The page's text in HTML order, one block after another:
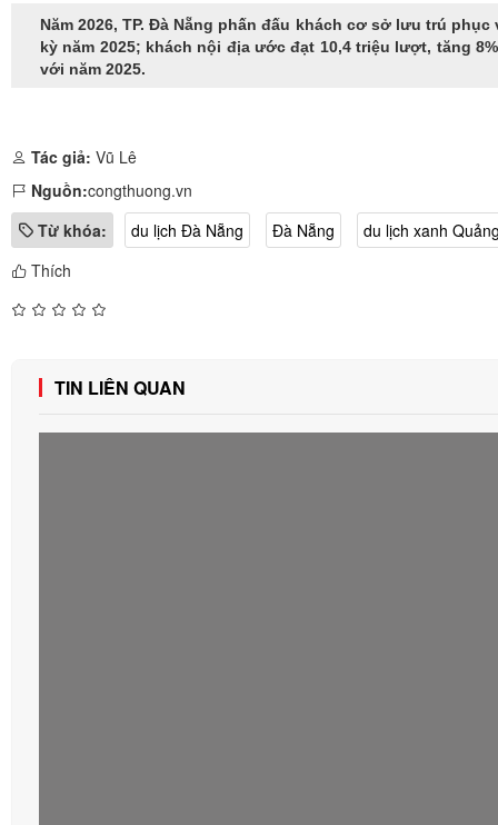
Năm 2026, TP. Đà Nẵng phấn đấu khách cơ sở lưu trú
kỳ năm 2025; khách nội địa ước đạt 10,4 triệu lượt, tăng
với năm 2025.
Tác giả: Vũ Lê
Nguồn:congthuong.vn
Từ khóa:
du lịch Đà Nẵng Đà Nẵng
du lịch xanh
Thích
TIN LIÊN QUAN